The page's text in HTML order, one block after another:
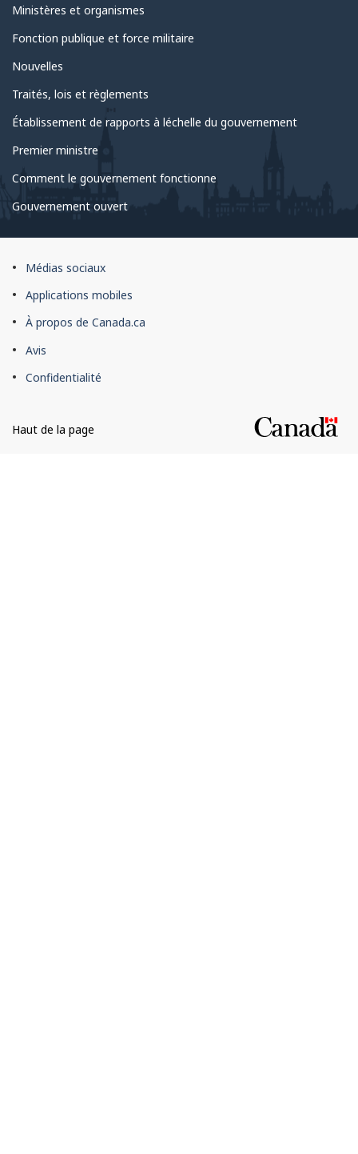
Ministères et organismes
Fonction publique et force militaire
Nouvelles
Traités, lois et règlements
Établissement de rapports à léchelle du gouvernement
Premier ministre
Comment le gouvernement fonctionne
Gouvernement ouvert
À
propos
du
site
Médias sociaux
Applications mobiles
À propos de Canada.ca
Avis
Confidentialité
Haut de la page